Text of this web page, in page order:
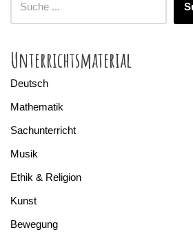
Unterrichtsmaterial
Deutsch
Mathematik
Sachunterricht
Musik
Ethik & Religion
Kunst
Bewegung